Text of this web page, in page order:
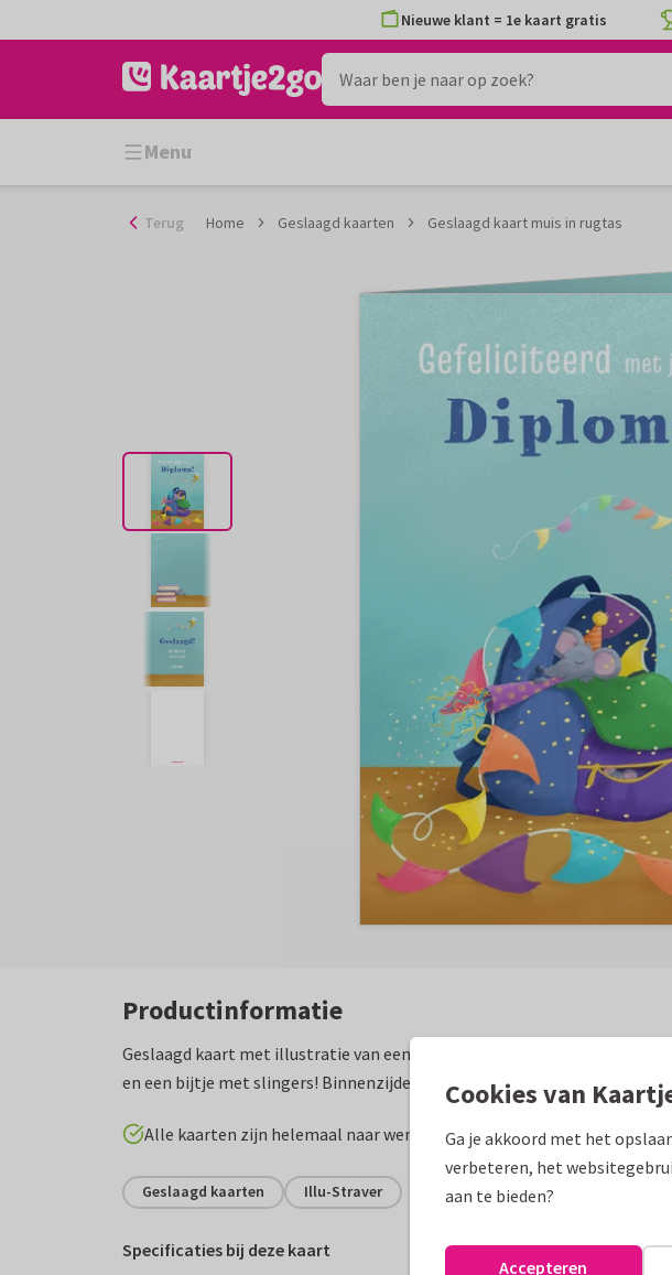
naar
Nieuwe klant = 1e kaart gratis
Menu
Terug Home Geslaagd kaarten Geslaagd kaart muis in rugtas
Productinformatie
Geslaagd kaart met illustratie van een muis met een feesttoeter in een
en een bijtje met slingers! Binnenzijde met bijpassende illustraties.
Alle kaarten zijn helemaal naar wens aan te passen
Geslaagd kaarten Illu-Straver
Specificaties bij deze kaart
Cookies van
Ga je akkoord met het
verbeteren, het
aan te bieden?
Accepteren